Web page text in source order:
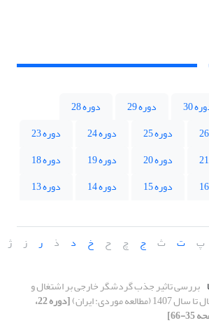
30 دوره 29
دوره 28
دوره 25 دوره 24
دوره 23
دوره 20 دوره 19
دوره 18
دوره 15 دوره 14
دوره 13
پ ت ث ج چ ح خ د ذ ر ز ژ
بررسی تاثیر جذب گردشگر خارجی بر اشتغال و
موردی: ایران) [دوره 22،